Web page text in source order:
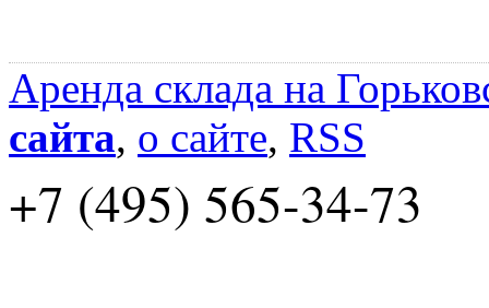
Аренда склада на
сайта, о сайте, RSS
+7 (495) 565-34-73